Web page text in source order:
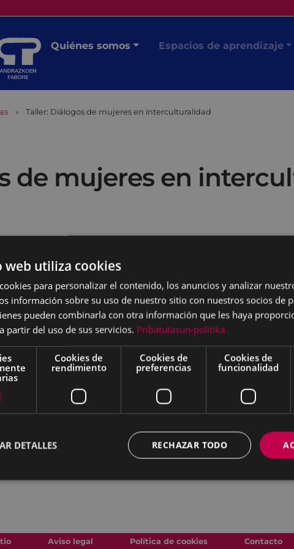
Quiénes somos Espacios de aprendizaje
Taller: Diálogos de mujeres en interculturalidad
de mujeres en
Aviso legal Política de cookies Contacto
web utiliza cookies
para personalizar el contenido, los anuncios y analizar
información sobre su uso de nuestro sitio con nuestros socios de
pueden combinarla con otra información que les haya
partir del uso de sus servicios. Pribatutasun-politika
Cookies de
rendimiento
Cookies de
preferencias
Cookies de
funcionalidad
RECHAZAR TODO
DETALLES